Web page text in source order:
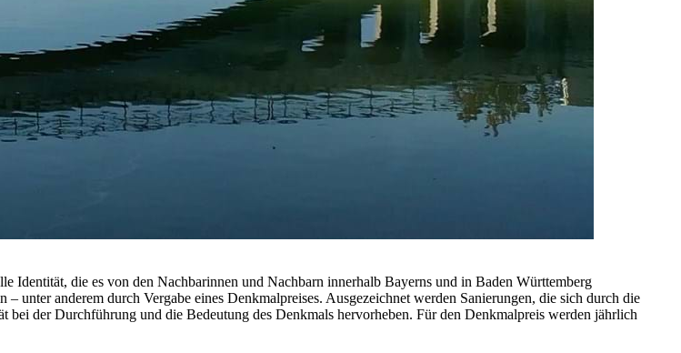
Identität, die es von den Nachbarinnen und Nachbarn innerhalb Bayerns und in Baden Württemberg
unter anderem durch Vergabe eines Denkmalpreises. Ausgezeichnet werden Sanierungen, die sich durch die
der Durchführung und die Bedeutung des Denkmals hervorheben. Für den Denkmalpreis werden jährlich